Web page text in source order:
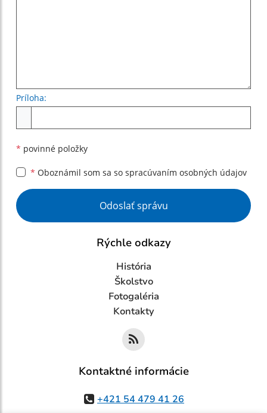
Príloha:
* povinné položky
* Oboznámil som sa so spracúvaním osobných údajov
Google reCaptcha Response
Odoslať správu
Rýchle odkazy
História
Školstvo
Fotogaléria
Kontakty
Kontaktné informácie
+421 54 479 41 26